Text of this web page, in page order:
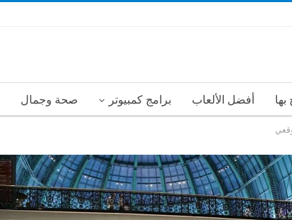
أفضل الألعاب برامج كمبيوتر صحة وجمال